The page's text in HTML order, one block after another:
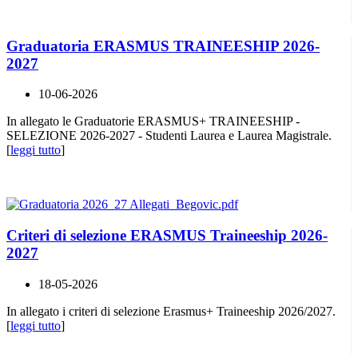
Graduatoria ERASMUS TRAINEESHIP 2026-
2027
10-06-2026
In allegato le Graduatorie ERASMUS+ TRAINEESHIP -
SELEZIONE 2026-2027 - Studenti Laurea e Laurea Magistrale.
[leggi tutto]
Criteri di selezione ERASMUS Traineeship 2026-
2027
18-05-2026
In allegato i criteri di selezione Erasmus+ Traineeship 2026/2027.
[leggi tutto]